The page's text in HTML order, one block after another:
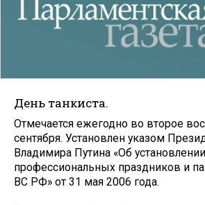
День танкиста.
Отмечается ежегодно во второе
сентября. Установлен указом
Владимира Путина «Об установлении
профессиональных праздников и
ВС РФ» от 31 мая 2006 года.